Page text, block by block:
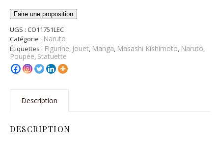
Faire une proposition
UGS : CO11751LEC
Catégorie : Naruto
Étiquettes : Figurine, Jouet, Manga, Masashi Kishimoto, Naruto,
Poupée, Statuette
Description
DESCRIPTION